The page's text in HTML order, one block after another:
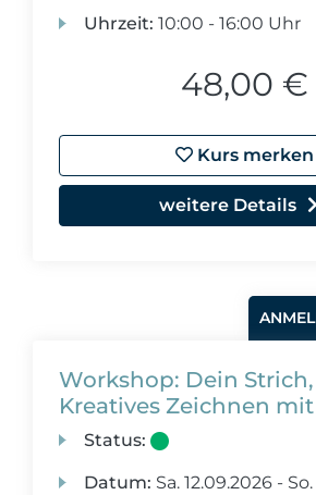
Uhrzeit: 10:00 - 16:00 Uhr
48,00 €
Kurs merken
weitere Details
Workshop: Dein
Kreatives Zeichnen
Status:
Datum: Sa. 12.09.2026 - So.